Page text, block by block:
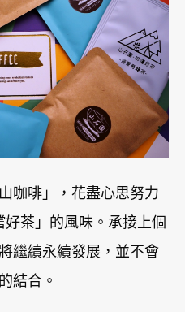
咖啡」，花盡心思努力
茶」的風味。承接上個
繼續永續發展，並不會
結合。